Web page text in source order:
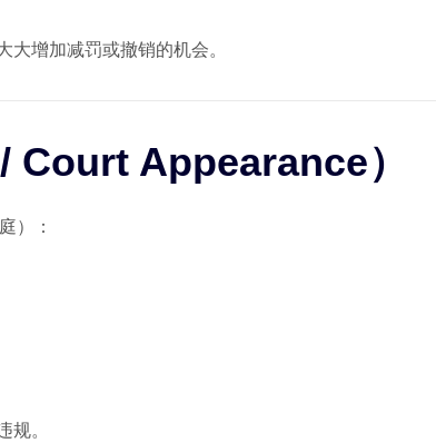
增加减罚或撤销的机会。
Court Appearance）
）：
。